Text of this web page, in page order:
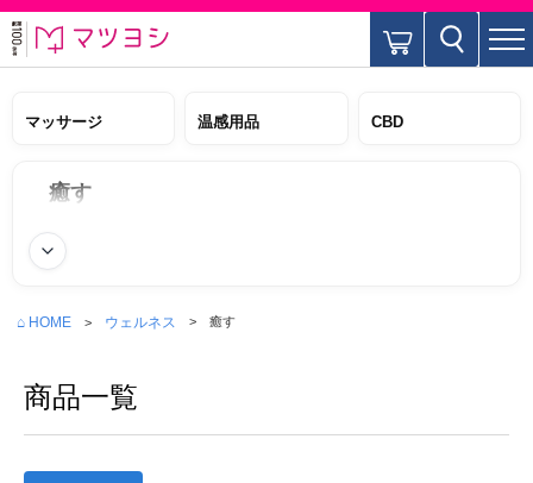
マッサージ 温感用品 CBD
癒す
続きを読む
⌂ HOME ウェルネス 癒す
商品一覧